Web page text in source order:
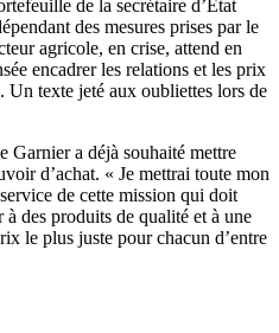
de la secrétaire d’Etat
des mesures prises par le
agricole, en crise, attend en
encadrer les relations et les prix
Un texte jeté aux oubliettes lors de
Garnier a déjà souhaité mettre
d’achat. « Je mettrai toute mon
de cette mission qui doit
à des produits de qualité et à une
le plus juste pour chacun d’entre